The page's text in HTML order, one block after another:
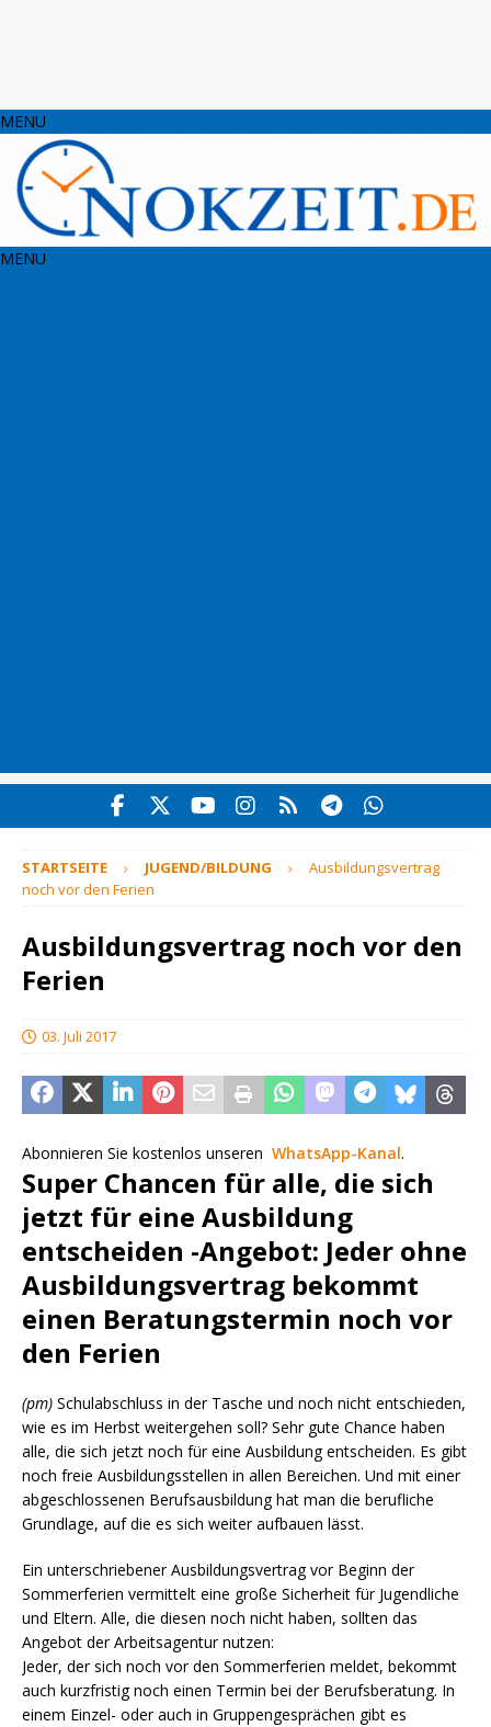
MENU
MENU
STARTSEITE JUGEND/BILDUNG
Ausbildungsvertrag
noch vor den Ferien
Ausbildungsvertrag noch vor den
Ferien
03. Juli 2017
Abonnieren Sie kostenlos unseren WhatsApp-Kanal.
Super Chancen für alle, die sich
jetzt für eine Ausbildung
entscheiden -Angebot: Jeder ohne
Ausbildungsvertrag bekommt
einen Beratungstermin noch vor
den Ferien
(pm) Schulabschluss in der Tasche und noch nicht entschieden,
wie es im Herbst weitergehen soll? Sehr gute Chance haben
alle, die sich jetzt noch für eine Ausbildung entscheiden. Es gibt
noch freie Ausbildungsstellen in allen Bereichen. Und mit einer
abgeschlossenen Berufsausbildung hat man die berufliche
Grundlage, auf die es sich weiter aufbauen lässt.
Ein unterschriebener Ausbildungsvertrag vor Beginn der
Sommerferien vermittelt eine große Sicherheit für Jugendliche
und Eltern. Alle, die diesen noch nicht haben, sollten das
Angebot der Arbeitsagentur nutzen:
Jeder, der sich noch vor den Sommerferien meldet, bekommt
auch kurzfristig noch einen Termin bei der Berufsberatung. In
einem Einzel- oder auch in Gruppengesprächen gibt es